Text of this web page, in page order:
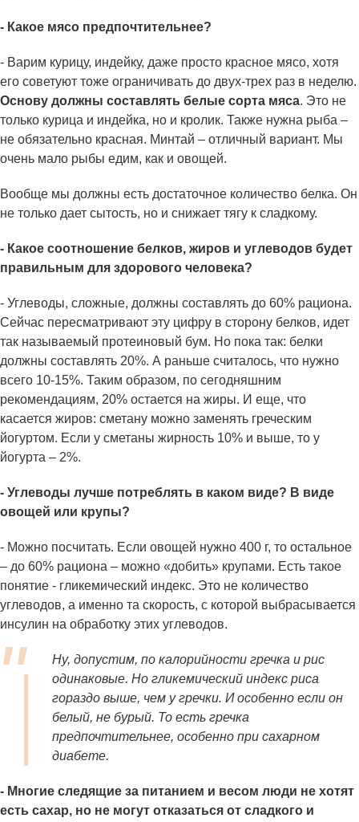
- Какое мясо предпочтительнее?
- Варим курицу, индейку, даже просто красное мясо, хотя
его советуют тоже ограничивать до двух-трех раз в неделю.
Основу должны составлять белые сорта мяса. Это не
только курица и индейка, но и кролик. Также нужна рыба –
не обязательно красная. Минтай – отличный вариант. Мы
очень мало рыбы едим, как и овощей.
Вообще мы должны есть достаточное количество белка. Он
не только дает сытость, но и снижает тягу к сладкому.
- Какое соотношение белков, жиров и углеводов будет
правильным для здорового человека?
- Углеводы, сложные, должны составлять до 60% рациона.
Сейчас пересматривают эту цифру в сторону белков, идет
так называемый протеиновый бум. Но пока так: белки
должны составлять 20%. А раньше считалось, что нужно
всего 10-15%. Таким образом, по сегодняшним
рекомендациям, 20% остается на жиры. И еще, что
касается жиров: сметану можно заменять греческим
йогуртом. Если у сметаны жирность 10% и выше, то у
йогурта – 2%.
- Углеводы лучше потреблять в каком виде? В виде
овощей или крупы?
- Можно посчитать. Если овощей нужно 400 г, то остальное
– до 60% рациона – можно «добить» крупами. Есть такое
понятие - гликемический индекс. Это не количество
углеводов, а именно та скорость, с которой выбрасывается
инсулин на обработку этих углеводов.
Ну, допустим, по калорийности гречка и рис
одинаковые. Но гликемический индекс риса
гораздо выше, чем у гречки. И особенно если он
белый, не бурый. То есть гречка
предпочтительнее, особенно при сахарном
диабете.
- Многие следящие за питанием и весом люди не хотят
есть сахар, но не могут отказаться от сладкого и